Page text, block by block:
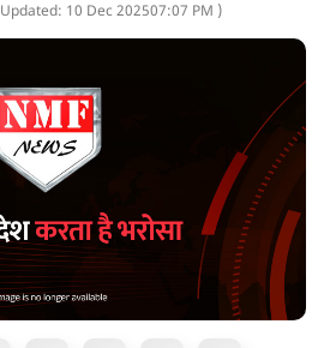
Updated: 10 Dec 202507:07 PM )